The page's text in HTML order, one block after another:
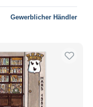
Gewerblicher Händler